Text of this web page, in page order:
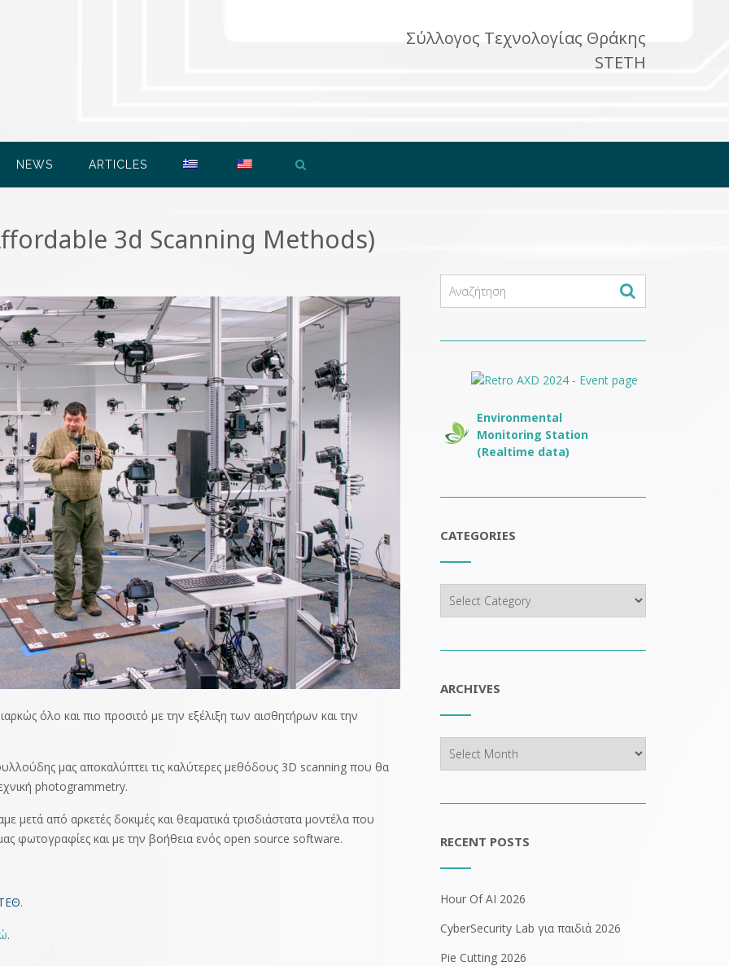
Σύλλογος Τεχνολογίας Θράκης
STETH
NEWS ARTICLES
3d Scanning Methods)
όλο και πιο προσιτό με την εξέλιξη των αισθητήρων και την
μας αποκαλύπτει τις καλύτερες μεθόδους 3D scanning που θα
photogrammetry.
μετά από αρκετές δοκιμές και θεαματικά τρισδιάστατα μοντέλα που
φωτογραφίες και με την βοήθεια ενός open source software.
.
.
Environmental
Monitoring Station
(Realtime data)
CATEGORIES
ARCHIVES
RECENT POSTS
Hour Of AI 2026
CyberSecurity Lab για παιδιά 2026
Pie Cutting 2026